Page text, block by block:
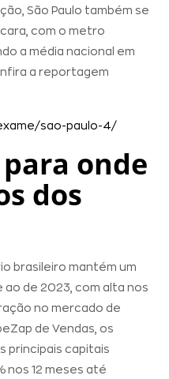
São Paulo também se
com o metro
a média nacional em
a reportagem
sao-paulo-4/:
Report
onde
dos
brasileiro mantém um
de 2023, com alta nos
no mercado de
de Vendas, os
principais capitais
nos 12 meses até